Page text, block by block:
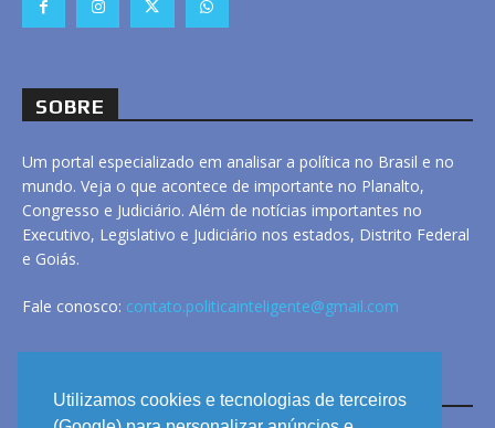
Utilizamos cookies e tecnologias de terceiros
SOBRE
Um portal especializado em analisar a política no Brasil e no
mundo. Veja o que acontece de importante no Planalto,
Congresso e Judiciário. Além de notícias importantes no
Executivo, Legislativo e Judiciário nos estados, Distrito Federal
e Goiás.
Fale conosco: contato.politicainteligente@gmail.com
LINKS